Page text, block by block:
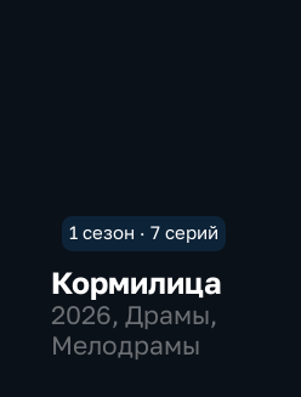
1 сезон · 7 серий
Кормилица
2026, Драмы,
Мелодрамы